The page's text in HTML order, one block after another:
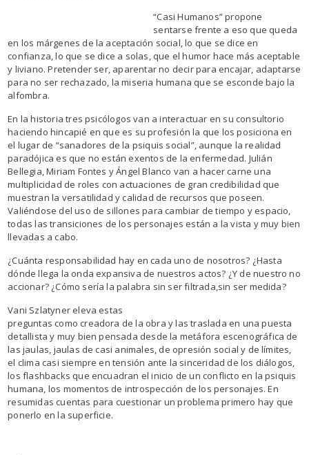
“Casi Humanos” propone
sentarse frente a eso que queda
en los márgenes de la aceptación social, lo que se dice en
confianza, lo que se dice a solas, que el humor hace más aceptable
y liviano. Pretender ser, aparentar no decir para encajar, adaptarse
para no ser rechazado, la miseria humana que se esconde bajo la
alfombra.
En la historia tres psicólogos van a interactuar en su consultorio
haciendo hincapié en que es su profesión la que los posiciona en
el lugar de “sanadores de la psiquis social”, aunque la realidad
paradójica es que no están exentos de la enfermedad. Julián
Bellegia, Miriam Fontes y Ángel Blanco van a hacer carne una
multiplicidad de roles con actuaciones de gran credibilidad que
muestran la versatilidad y calidad de recursos que poseen.
Valiéndose del uso de sillones para cambiar de tiempo y espacio,
todas las transiciones de los personajes están a la vista y muy bien
llevadas a cabo.
¿Cuánta responsabilidad hay en cada uno de nosotros? ¿Hasta
dónde llega la onda expansiva de nuestros actos? ¿Y de nuestro no
accionar? ¿Cómo sería la palabra sin ser filtrada,sin ser medida?
Vani Szlatyner eleva estas
preguntas como creadora de la obra y las traslada en una puesta
detallista y muy bien pensada desde la metáfora escenográfica de
las jaulas, jaulas de casi animales, de opresión social y de límites,
el clima casi siempre en tensión ante la sinceridad de los diálogos,
los flashbacks que encuadran el inicio de un conflicto en la psiquis
humana, los momentos de introspección de los personajes. En
resumidas cuentas para cuestionar un problema primero hay que
ponerlo en la superficie.